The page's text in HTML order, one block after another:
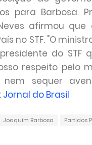
para Barbosa.
Neves afirmou
no STF. "O
do STF
respeito pelo
sequer
Jornal do Brasil
Joaquim Barbosa
Partidos